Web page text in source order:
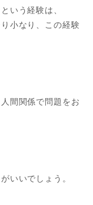
いう経験は、
小なり、この経験
間関係で問題をお
いいでしょう。